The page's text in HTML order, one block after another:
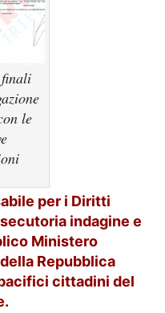
le
per i Diritti
indagine e
Ministero
Repubblica
cittadini del